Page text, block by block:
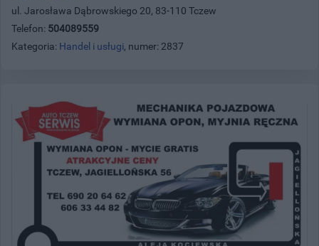
ul. Jarosława Dąbrowskiego 20, 83-110 Tczew
Telefon: 504089559
Kategoria: Handel i usługi, numer: 2837